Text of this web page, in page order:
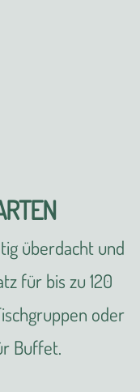
überdacht und
für bis zu 120
oder
Buffet.